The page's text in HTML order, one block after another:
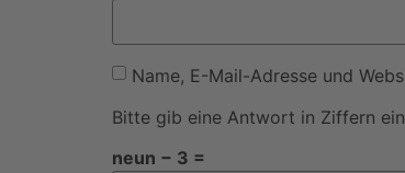
Name, E-Mail-Adresse und
Bitte gib eine Antwort in Ziffern
neun − 3 =